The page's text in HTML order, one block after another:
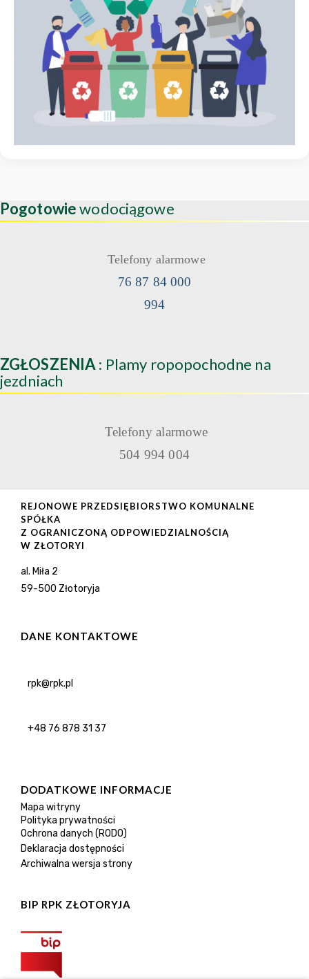
Pogotowiewodociągowe
Telefony alarmowe
76 87 84 000
994
ZGŁOSZENIA : Plamy ropopochodne na
jezdniach
Telefony alarmowe
504 994 004
REJONOWE PRZEDSIĘBIORSTWO KOMUNALNE
SPÓŁKA
Z OGRANICZONĄ ODPOWIEDZIALNOŚCIĄ
W ZŁOTORYI
al. Miła 2
59-500 Złotoryja
DANE KONTAKTOWE
rpk@rpk.pl
+48 76 878 31 37
DODATKOWE INFORMACJE
Mapa witryny
Polityka prywatności
Ochrona danych (RODO)
Deklaracja dostępności
Archiwalna wersja strony
BIP RPK ZŁOTORYJA